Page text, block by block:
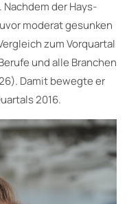
der Hays-
moderat gesunken
zum Vorquartal
und alle Branchen
Damit bewegte er
2016.